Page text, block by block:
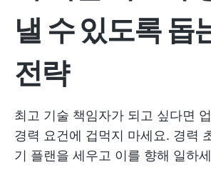
낼 수 있도록 돕
전략
최고 기술 책임자가 되고 싶다면
경력 요건에 겁먹지 마세요. 경력
기 플랜을 세우고 이를 향해 일하